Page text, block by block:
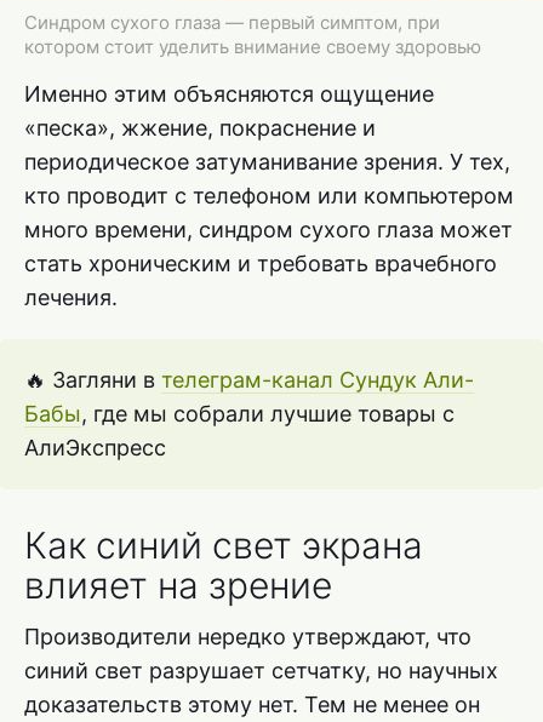
Синдром сухого глаза — первый симптом, при
котором стоит уделить внимание своему здоровью
Именно этим объясняются ощущение
«песка», жжение, покраснение и
периодическое затуманивание зрения. У тех,
кто проводит с телефоном или компьютером
много времени, синдром сухого глаза может
стать хроническим и требовать врачебного
лечения.
🔥 Загляни в телеграм-канал Сундук Али-
Бабы, где мы собрали лучшие товары с
АлиЭкспресс
Как синий свет экрана
влияет на зрение
Производители нередко утверждают, что
синий свет разрушает сетчатку, но научных
доказательств этому нет. Тем не менее он